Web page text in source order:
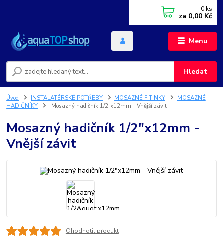
Menu
Hledat
0 ks
za 0,00 Kč
Úvod INSTALATÉRSKÉ POTŘEBY MOSAZNÉ FITINKY
MOSAZNÉ
HADIČNÍKY
Mosazný hadičník 1/2"x12mm - Vnější závit
Mosazný hadičník 1/2"x12mm -
Vnější závit
Ohodnotit produkt